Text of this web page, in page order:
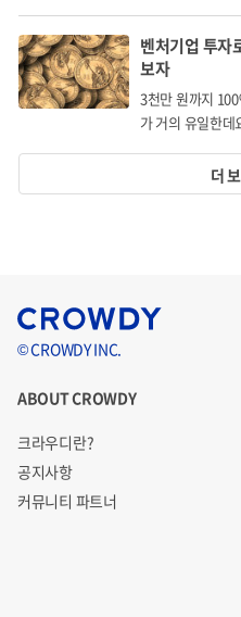
거래 규모가 커질 경우 예
의 어려움이 있을 수 있습
이후 아뮤즈를 통해 일본
쇼핑몰들이 일본 직접
회사위험
될 수 있으며, 이를 해결하
자금 확충이 필요합니다.
기타위험
원금 손실 위험
모든 투자는 원금 손실의 위
트업에 대한 투자는 초기 기
구조를 통해 적정한 운영 자
벤처기업 투자
보자
3천만 원까지
가 거의 유일한
더
© CROWDY INC.
ABOUT CROWDY
크라우디란?
공지사항
커뮤니티 파트너